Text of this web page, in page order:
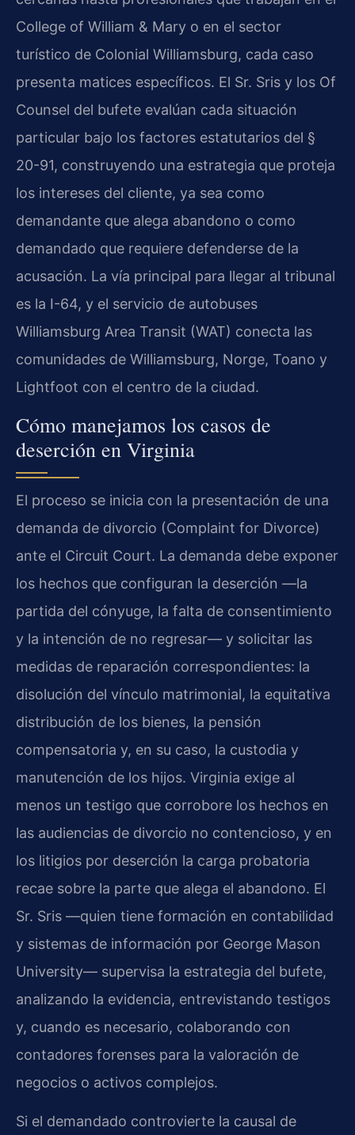
College of William & Mary o en el sector
turístico de Colonial Williamsburg, cada caso
presenta matices específicos. El Sr. Sris y los Of
Counsel del bufete evalúan cada situación
particular bajo los factores estatutarios del §
20-91, construyendo una estrategia que proteja
los intereses del cliente, ya sea como
demandante que alega abandono o como
demandado que requiere defenderse de la
acusación. La vía principal para llegar al tribunal
es la I-64, y el servicio de autobuses
Williamsburg Area Transit (WAT) conecta las
comunidades de Williamsburg, Norge, Toano y
Lightfoot con el centro de la ciudad.
Cómo manejamos los casos de
deserción en Virginia
El proceso se inicia con la presentación de una
demanda de divorcio (Complaint for Divorce)
ante el Circuit Court. La demanda debe exponer
los hechos que configuran la deserción —la
partida del cónyuge, la falta de consentimiento
y la intención de no regresar— y solicitar las
medidas de reparación correspondientes: la
disolución del vínculo matrimonial, la equitativa
distribución de los bienes, la pensión
compensatoria y, en su caso, la custodia y
manutención de los hijos. Virginia exige al
menos un testigo que corrobore los hechos en
las audiencias de divorcio no contencioso, y en
los litigios por deserción la carga probatoria
recae sobre la parte que alega el abandono. El
Sr. Sris —quien tiene formación en contabilidad
y sistemas de información por George Mason
University— supervisa la estrategia del bufete,
analizando la evidencia, entrevistando testigos
y, cuando es necesario, colaborando con
contadores forenses para la valoración de
negocios o activos complejos.
Si el demandado controvierte la causal de